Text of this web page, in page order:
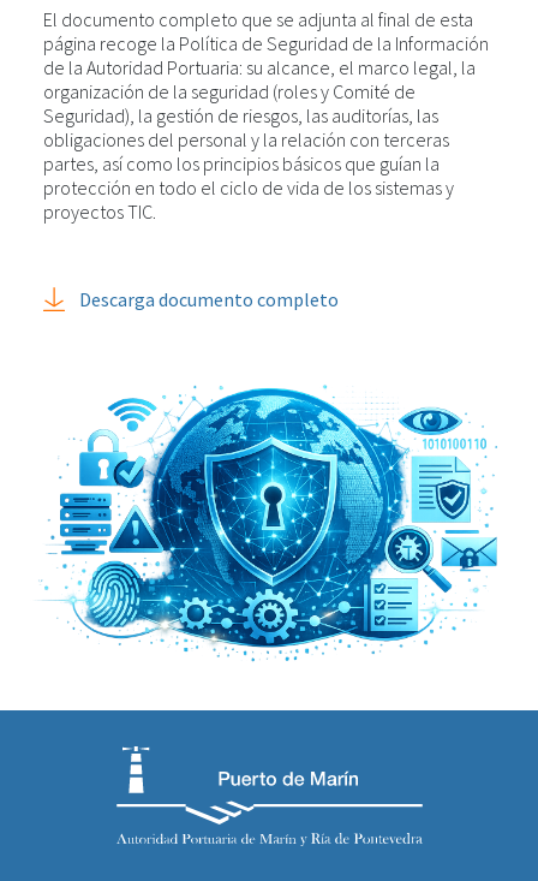
El documento completo que se adjunta al final de esta
página recoge la Política de Seguridad de la Información
de la Autoridad Portuaria: su alcance, el marco legal, la
organización de la seguridad (roles y Comité de
Seguridad), la gestión de riesgos, las auditorías, las
obligaciones del personal y la relación con terceras
partes, así como los principios básicos que guían la
protección en todo el ciclo de vida de los sistemas y
proyectos TIC.
Descarga documento completo